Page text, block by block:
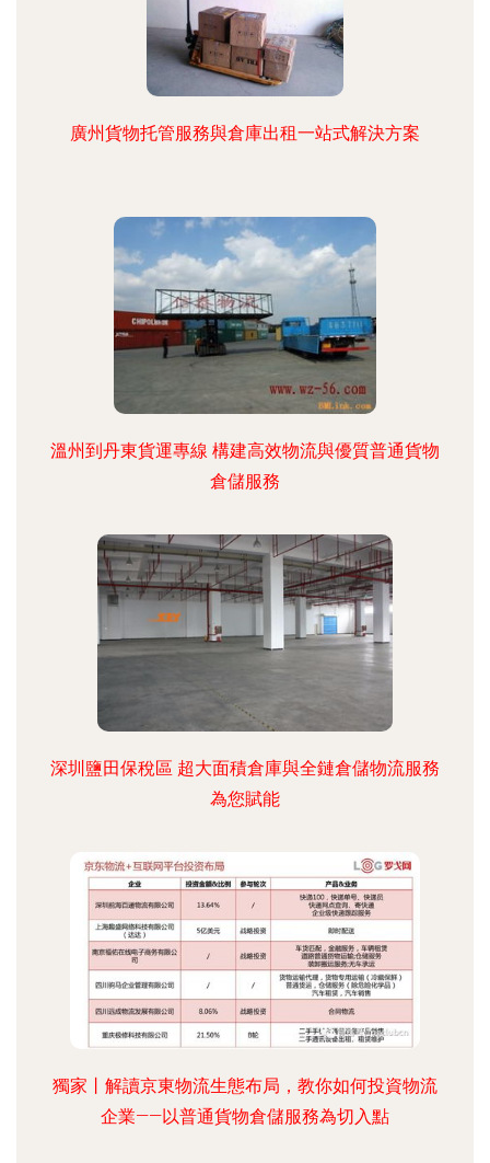
廣州貨物托管服務與倉庫出租一站式解決方案
溫州到丹東貨運專線 構建高效物流與優質普通貨物
倉儲服務
深圳鹽田保稅區 超大面積倉庫與全鏈倉儲物流服務
為您賦能
獨家丨解讀京東物流生態布局，教你如何投資物流
企業——以普通貨物倉儲服務為切入點